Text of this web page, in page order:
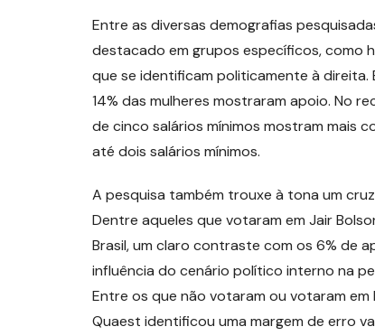
Entre as diversas demografias
destacado em grupos específicos, como
que se identificam politicamente à direita.
14% das mulheres mostraram apoio. No
de cinco salários mínimos mostram mais
até dois salários mínimos.
A pesquisa também trouxe à tona um
Dentre aqueles que votaram em Jair
Brasil, um claro contraste com os 6% de
influência do cenário político interno na
Entre os que não votaram ou votaram em
Quaest identificou uma margem de erro